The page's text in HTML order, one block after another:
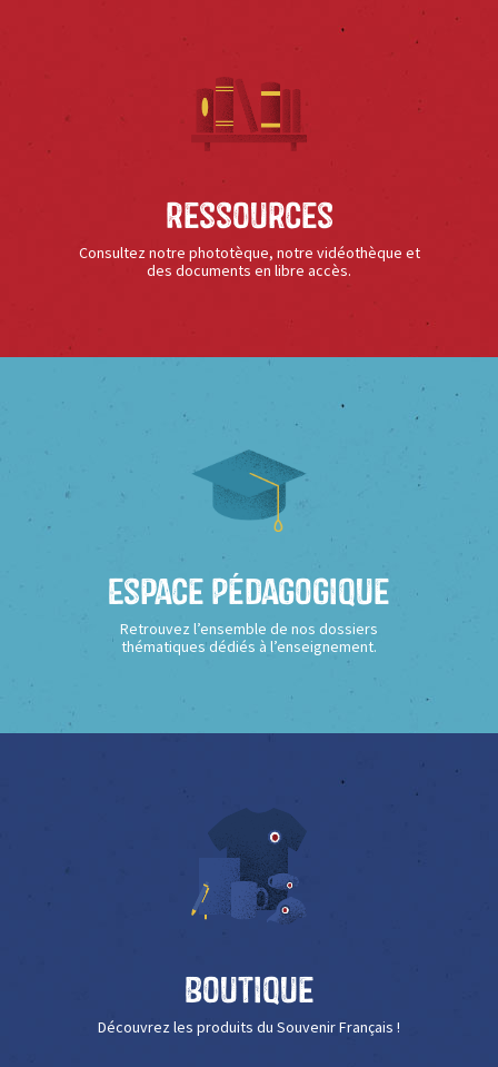
Ressources
Consultez notre phototèque, notre vidéothèque et
des documents en libre accès.
Espace Pédagogique
Retrouvez l’ensemble de nos dossiers
thématiques dédiés à l’enseignement.
Boutique
Découvrez les produits du Souvenir Français !